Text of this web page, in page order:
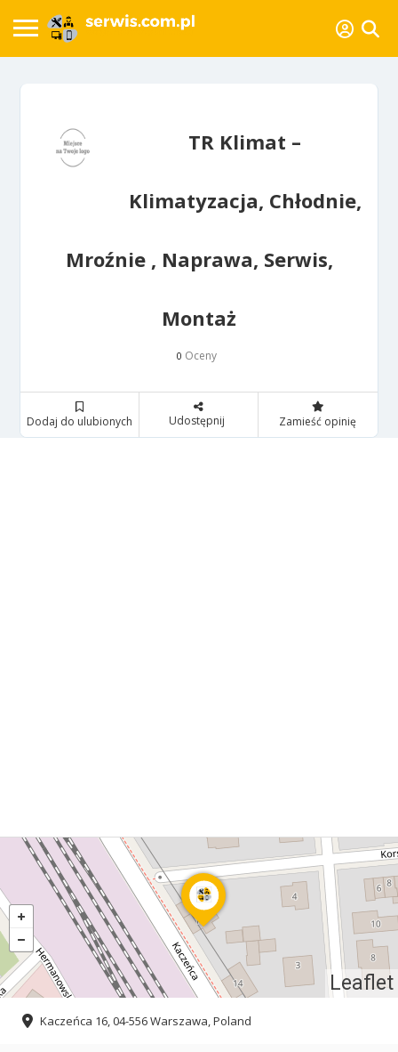
TR Klimat –
Klimatyzacja, Chłodnie,
Mroźnie , Naprawa, Serwis,
Montaż
0 Oceny
Dodaj do ulubionych Udostępnij Zamieść opinię
Leaflet
Kaczeńca 16, 04-556 Warszawa, Poland